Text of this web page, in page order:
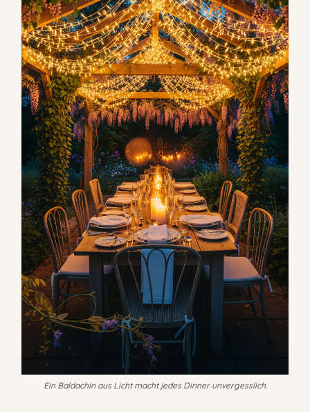
Ein Baldachin aus Licht macht jedes Dinner unvergesslich.